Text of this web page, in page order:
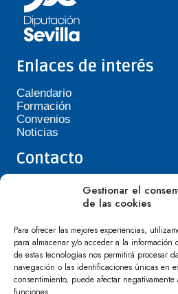
Gestionar el
de las cookies
Para ofrecer las mejores experiencias,
para almacenar y/o acceder a la información
de estas tecnologías nos permitirá procesar
navegación o las identificaciones únicas en
consentimiento, puede afectar
Enlaces de interés
Calendario
Formación
Convenios
Noticias
Contacto
Teléfono de Asepavi: 623
asepavi20@gmail.com
Villafranca